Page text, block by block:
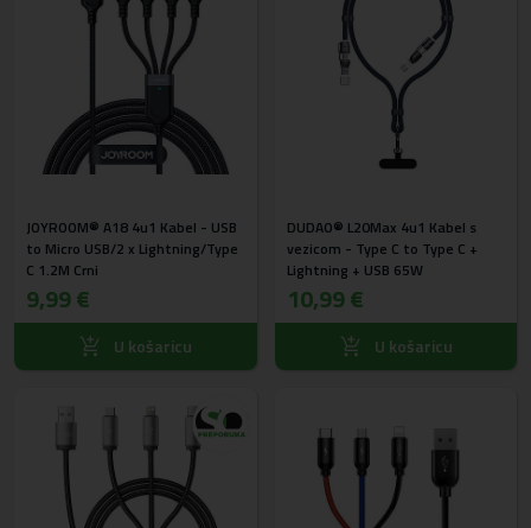
JOYROOM® A18 4u1 Kabel - USB
to Micro USB/2 x Lightning/Type
C 1.2M Crni
9,99 €
U košaricu
DUDAO® L20Max 4u1 Kabel s
vezicom - Type C to Type C +
Lightning + USB 65W
10,99 €
U košaricu